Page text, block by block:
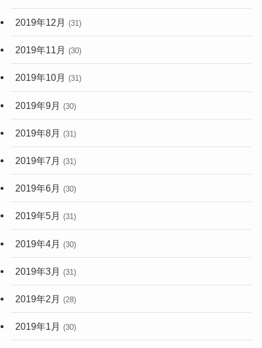
2019年12月 (31)
2019年11月 (30)
2019年10月 (31)
2019年9月 (30)
2019年8月 (31)
2019年7月 (31)
2019年6月 (30)
2019年5月 (31)
2019年4月 (30)
2019年3月 (31)
2019年2月 (28)
2019年1月 (30)